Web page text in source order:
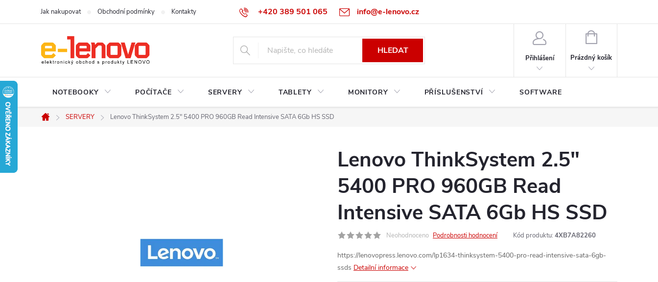
+420 389 501 065 info@e-lenovo.cz
Jak nakupovat Obchodní podmínky Kontakty
HLEDAT
Přihlášení
NÁKUPNÍ
Prázdný košík
NOTEBOOKY POČÍTAČE SERVERY TABLETY MONITORY PŘÍSLUŠENSTVÍ SOFTWARE
Domů
SERVERY Lenovo ThinkSystem 2.5" 5400 PRO 960GB Read Intensive SATA 6Gb HS SSD
Lenovo ThinkSystem 2.5"
5400 PRO 960GB Read
Intensive SATA 6Gb HS SSD
Neohodnoceno Podrobnosti hodnocení Kód produktu: 4XB7A82260
https://lenovopress.lenovo.com/lp1634-thinksystem-5400-pro-read-intensive-sata-6gb-
ssds Detailní informace